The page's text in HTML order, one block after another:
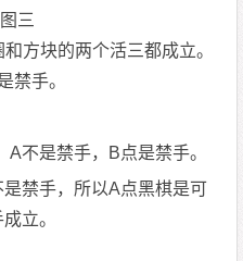
图三
方块的两个活三都成立。
禁手。
不是禁手，B点是禁手。
禁手，所以A点黑棋是可
立。